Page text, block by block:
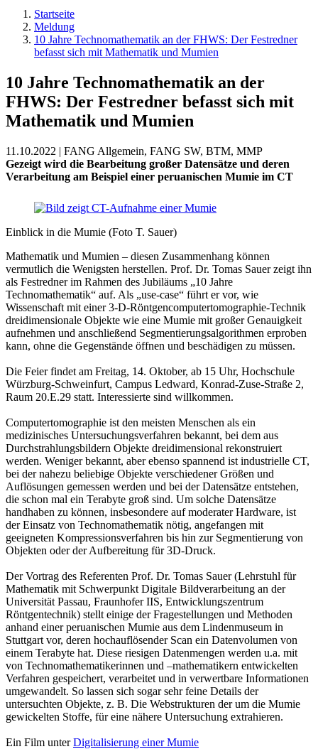
Startseite
Meldung
10 Jahre Technomathematik an der FHWS: Der Festredner
befasst sich mit Mathematik und Mumien
10 Jahre Technomathematik an der
FHWS: Der Festredner befasst sich mit
Mathematik und Mumien
11.10.2022 | FANG Allgemein, FANG SW, BTM, MMP
Gezeigt wird die Bearbeitung großer Datensätze und deren
Verarbeitung am Beispiel einer peruanischen Mumie im CT
Einblick in die Mumie (Foto T. Sauer)
Mathematik und Mumien – diesen Zusammenhang können
vermutlich die Wenigsten herstellen. Prof. Dr. Tomas Sauer zeigt ihn
als Festredner im Rahmen des Jubiläums „10 Jahre
Technomathematik“ auf. Als „use-case“ führt er vor, wie
Wissenschaft mit einer 3-D-Röntgencomputertomographie-Technik
dreidimensionale Objekte wie eine Mumie mit großer Genauigkeit
aufnehmen und anschließend Segmentierungsalgorithmen erproben
kann, ohne die Gegenstände öffnen und beschädigen zu müssen.
Die Feier findet am Freitag, 14. Oktober, ab 15 Uhr, Hochschule
Würzburg-Schweinfurt, Campus Ledward, Konrad-Zuse-Straße 2,
Raum 20.E.29 statt. Interessierte sind willkommen.
Computertomographie ist den meisten Menschen als ein
medizinisches Untersuchungsverfahren bekannt, bei dem aus
Durchstrahlungsbildern Objekte dreidimensional rekonstruiert
werden. Weniger bekannt, aber ebenso spannend ist industrielle CT,
bei der nahezu beliebige Objekte verschiedener Größen und
Auflösungen gemessen werden und bei der Datensätze entstehen,
die schon mal ein Terabyte groß sind. Um solche Datensätze
handhaben zu können, insbesondere auf moderater Hardware, ist
der Einsatz von Technomathematik nötig, angefangen mit
geeigneten Kompressionsverfahren bis hin zur Segmentierung von
Objekten oder der Aufbereitung für 3D-Druck.
Der Vortrag des Referenten Prof. Dr. Tomas Sauer (Lehrstuhl für
Mathematik mit Schwerpunkt Digitale Bildverarbeitung an der
Universität Passau, Fraunhofer IIS, Entwicklungszentrum
Röntgentechnik) stellt einige der Fragestellungen und Methoden
anhand einer peruanischen Mumie aus dem Lindenmuseum in
Stuttgart vor, deren hochauflösender Scan ein Datenvolumen von
einem Terabyte hat. Diese riesigen Datenmengen werden u.a. mit
von Technomathematikerinnen und –mathematikern entwickelten
Verfahren gespeichert, verarbeitet und in verwertbare Informationen
umgewandelt. So lassen sich sogar sehr feine Details der
untersuchten Objekte, z. B. Die Webstrukturen der um die Mumie
gewickelten Stoffe, für eine nähere Untersuchung extrahieren.
Ein Film unterDigitalisierung einer Mumie